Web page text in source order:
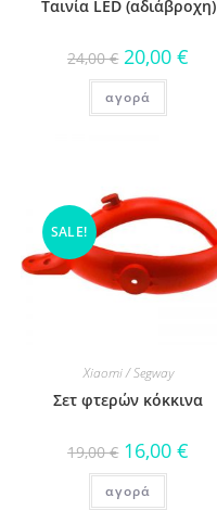
Ταινία LED (αδιάβροχη)
24,00€ 20,00€
αγορά
SALE!
Xiaomi / Segway
Σετ φτερών κόκκινα
19,00€ 16,00€
αγορά